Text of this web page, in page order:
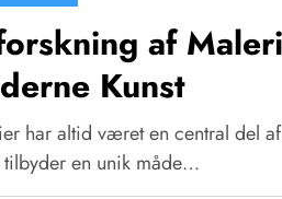
af
Kunst
har altid været en central del
en unik måde…